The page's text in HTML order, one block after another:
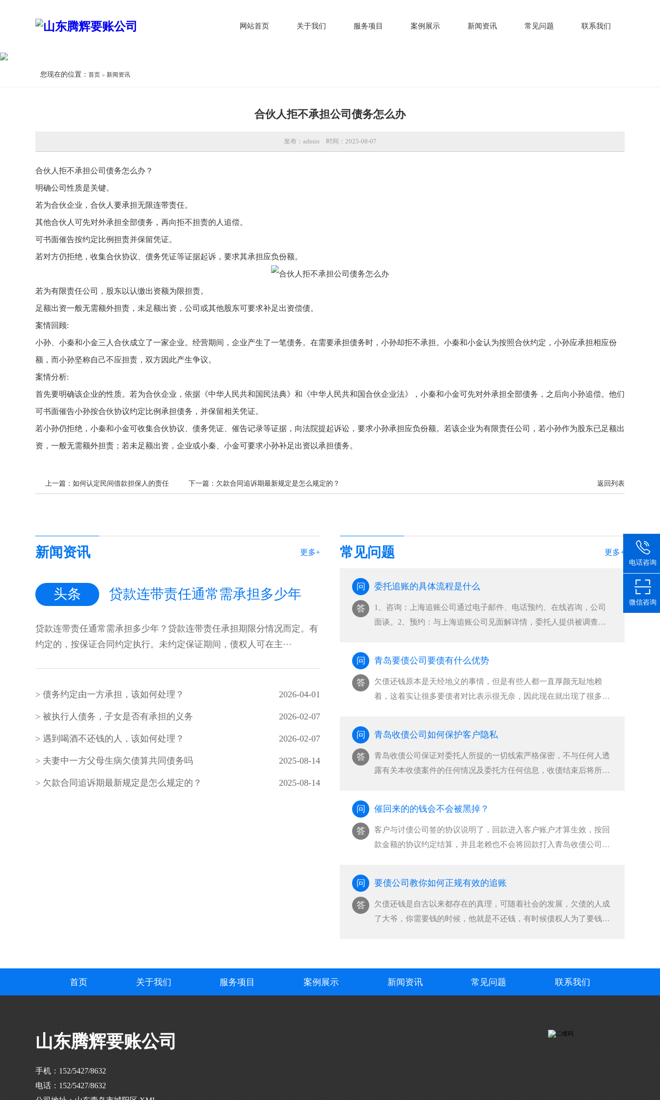
网站首页 关于我们 服务项目 案例展示 新闻资讯 常见问题 联系我们
您现在的位置： 首页 新闻资讯
合伙人拒不承担公司债务怎么办
发布：admin 时间：2025-08-07
合伙人拒不承担公司债务怎么办？
明确公司性质是关键。
若为合伙企业，合伙人要承担无限连带责任。
其他合伙人可先对外承担全部债务，再向拒不担责的人追偿。
可书面催告按约定比例担责并保留凭证。
若对方仍拒绝，收集合伙协议、债务凭证等证据起诉，要求其承担应负份额。
若为有限责任公司，股东以认缴出资额为限担责。
足额出资一般无需额外担责，未足额出资，公司或其他股东可要求补足出资偿债。
案情回顾:
小孙、小秦和小金三人合伙成立了一家企业。经营期间，企业产生了一笔债务。在需要承担债务时，小孙却拒不承担。小秦和小金认为按照合伙约定，小孙应承担相应份
额，而小孙坚称自己不应担责，双方因此产生争议。
案情分析:
首先要明确该企业的性质。若为合伙企业，依据《中华人民共和国民法典》和《中华人民共和国合伙企业法》，小秦和小金可先对外承担全部债务，之后向小孙追偿。他们
可书面催告小孙按合伙协议约定比例承担债务，并保留相关凭证。
若小孙仍拒绝，小秦和小金可收集合伙协议、债务凭证、催告记录等证据，向法院提起诉讼，要求小孙承担应负份额。若该企业为有限责任公司，若小孙作为股东已足额出
资，一般无需额外担责；若未足额出资，企业或小秦、小金可要求小孙补足出资以承担债务。
上一篇： 如何认定民间借款担保人的责任 下一篇： 欠款合同追诉期最新规定是怎么规定的？ 返回列表
新闻资讯 更多+
头条 贷款连带责任通常需承担多少年
贷款连带责任通常需承担多少年？贷款连带责任承担期限分情况而定。有
约定的，按保证合同约定执行。未约定保证期间，债权人可在主···
债务约定由一方承担，该如何处理？ 2026-04-01
被执行人债务，子女是否有承担的义务 2026-02-07
遇到喝酒不还钱的人，该如何处理？ 2026-02-07
夫妻中一方父母生病欠债算共同债务吗 2025-08-14
欠款合同追诉期最新规定是怎么规定的？ 2025-08-14
常见问题 更多+
问 委托追账的具体流程是什么
答
1、咨询：上海追账公司通过电子邮件、电话预约、在线咨询，公司
面谈。2、预约：与上海追账公司见面解详情，委托人提供被调查者
问 青岛要债公司要债有什么优势
答
欠债还钱原本是天经地义的事情，但是有些人都一直厚颜无耻地赖
着，这着实让很多要债者对比表示很无奈，因此现在就出现了很多青
问 青岛收债公司如何保护客户隐私
答
青岛收债公司保证对委托人所提的一切线索严格保密，不与任何人透
露有关本收债案件的任何情况及委托方任何信息，收债结束后将所有
问 催回来的的钱会不会被黑掉？
答
客户与讨债公司签的协议说明了，回款进入客户账户才算生效，按回
款金额的协议约定结算，并且老赖也不会将回款打入青岛收债公司手
问 要债公司教你如何正规有效的追账
答
欠债还钱是自古以来都存在的真理，可随着社会的发展，欠债的人成
了大爷，你需要钱的时候，他就是不还钱，有时候债权人为了要钱采
首页 关于我们 服务项目 案例展示 新闻资讯 常见问题 联系我们
山东腾辉要账公司
手机：152/5427/8632
电话：152/5427/8632
电话咨询
微信咨询